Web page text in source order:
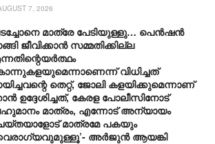
7, 2026
മാത്രേ പേടിയുള്ളു… പെൻഷൻ
ജീവിക്കാൻ സമ്മതിക്കില്ല
വിധിച്ചത്
തെറ്റ്, ജോലി കളയിക്കുമെന്നാണ്
ഉദ്ദേശിച്ചത്, കേരള പോലീസിനോട്
മാത്രം, എന്നോട് അന്യായം
മാത്രമേ പകയും
അർജുൻ ആയങ്കി